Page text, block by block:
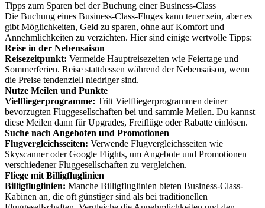
Tipps zum Sparen bei der Buchung einer Business-Class
Die Buchung eines Business-Class-Fluges kann teuer sein, aber es
gibt Möglichkeiten, Geld zu sparen, ohne auf Komfort und
Annehmlichkeiten zu verzichten. Hier sind einige wertvolle Tipps:
Reise in der Nebensaison
Reisezeitpunkt: Vermeide Hauptreisezeiten wie Feiertage und
Sommerferien. Reise stattdessen während der Nebensaison, wenn
die Preise tendenziell niedriger sind.
Nutze Meilen und Punkte
Vielfliegerprogramme: Tritt Vielfliegerprogrammen deiner
bevorzugten Fluggesellschaften bei und sammle Meilen. Du kannst
diese Meilen dann für Upgrades, Freiflüge oder Rabatte einlösen.
Suche nach Angeboten und Promotionen
Flugvergleichsseiten: Verwende Flugvergleichsseiten wie
Skyscanner oder Google Flights, um Angebote und Promotionen
verschiedener Fluggesellschaften zu vergleichen.
Fliege mit Billigfluglinien
Billigfluglinien: Manche Billigfluglinien bieten Business-Class-
Kabinen an, die oft günstiger sind als bei traditionellen